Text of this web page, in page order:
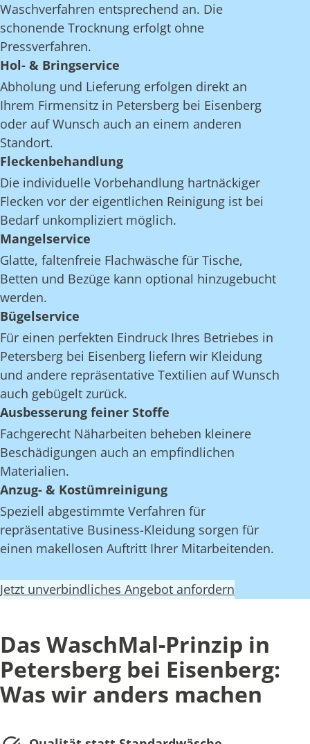
Waschverfahren entsprechend an. Die
schonende Trocknung erfolgt ohne
Pressverfahren.
Hol- & Bringservice
Abholung und Lieferung erfolgen direkt an
Ihrem Firmensitz in Petersberg bei Eisenberg
oder auf Wunsch auch an einem anderen
Standort.
Fleckenbehandlung
Die individuelle Vorbehandlung hartnäckiger
Flecken vor der eigentlichen Reinigung ist bei
Bedarf unkompliziert möglich.
Mangelservice
Glatte, faltenfreie Flachwäsche für Tische,
Betten und Bezüge kann optional hinzugebucht
werden.
Bügelservice
Für einen perfekten Eindruck Ihres Betriebes in
Petersberg bei Eisenberg liefern wir Kleidung
und andere repräsentative Textilien auf Wunsch
auch gebügelt zurück.
Ausbesserung feiner Stoffe
Fachgerecht Näharbeiten beheben kleinere
Beschädigungen auch an empfindlichen
Materialien.
Anzug- & Kostümreinigung
Speziell abgestimmte Verfahren für
repräsentative Business-Kleidung sorgen für
einen makellosen Auftritt Ihrer Mitarbeitenden.
Jetzt unverbindliches Angebot anfordern
Das WaschMal-Prinzip in
Petersberg bei Eisenberg:
Was wir anders machen